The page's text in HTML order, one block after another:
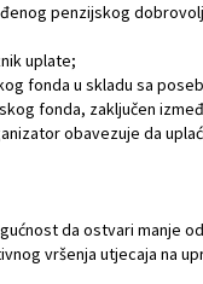
penzijskog
uplate;
fonda u skladu sa
fonda, zaključen
obavezuje da
da ostvari manje
vršenja utjecaja na